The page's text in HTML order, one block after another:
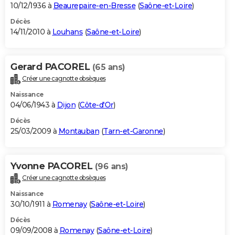
10/12/1936 à Beaurepaire-en-Bresse (Saône-et-Loire)
Décès
14/11/2010 à Louhans (Saône-et-Loire)
Gerard PACOREL (65 ans)
Créer une cagnotte obsèques
Naissance
04/06/1943 à Dijon (Côte-d'Or)
Décès
25/03/2009 à Montauban (Tarn-et-Garonne)
Yvonne PACOREL (96 ans)
Créer une cagnotte obsèques
Naissance
30/10/1911 à Romenay(Saône-et-Loire)
Décès
09/09/2008 à Romenay(Saône-et-Loire)